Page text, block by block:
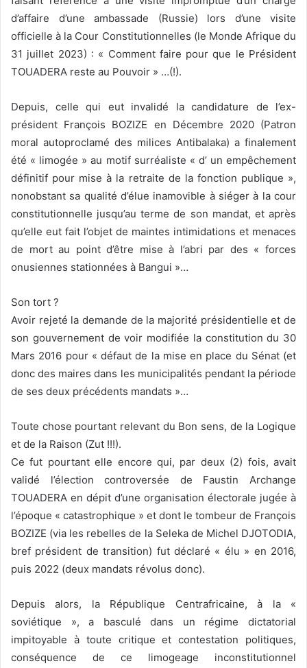
d’affaire d’une ambassade (Russie) lors d’une visite
officielle à la Cour Constitutionnelles (le Monde Afrique du
31 juillet 2023) : « Comment faire pour que le Président
TOUADERA reste au Pouvoir » …(!).
Depuis, celle qui eut invalidé la candidature de l’ex-
président François BOZIZE en Décembre 2020 (Patron
moral autoproclamé des milices Antibalaka) a finalement
été « limogée » au motif surréaliste « d’ un empêchement
définitif pour mise à la retraite de la fonction publique »,
nonobstant sa qualité d’élue inamovible à siéger à la cour
constitutionnelle jusqu’au terme de son mandat, et après
qu’elle eut fait l’objet de maintes intimidations et menaces
de mort au point d’être mise à l’abri par des « forces
onusiennes stationnées à Bangui »…
Son tort ?
Avoir rejeté la demande de la majorité présidentielle et de
son gouvernement de voir modifiée la constitution du 30
Mars 2016 pour « défaut de la mise en place du Sénat (et
donc des maires dans les municipalités pendant la période
de ses deux précédents mandats »…
Toute chose pourtant relevant du Bon sens, de la Logique
et de la Raison (Zut !!!).
Ce fut pourtant elle encore qui, par deux (2) fois, avait
validé l’élection controversée de Faustin Archange
TOUADERA en dépit d’une organisation électorale jugée à
l’époque « catastrophique » et dont le tombeur de François
BOZIZE (via les rebelles de la Seleka de Michel DJOTODIA,
bref président de transition) fut déclaré « élu » en 2016,
puis 2022 (deux mandats révolus donc).
Depuis alors, la République Centrafricaine, à la «
soviétique », a basculé dans un régime dictatorial
impitoyable à toute critique et contestation politiques,
conséquence de ce limogeage inconstitutionnel